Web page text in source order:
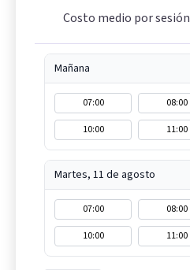
Costo medio por sesión
Mañana
07:00 08:00
10:00
11:00
Martes, 11 de agosto
07:00 08:00
10:00
11:00